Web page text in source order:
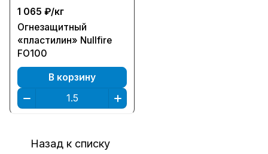
1 065 ₽/кг
Огнезащитный
«пластилин» Nullfire
FO100
В корзину
Назад к списку